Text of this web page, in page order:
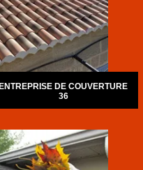
ENTREPRISE DE COUVERTURE
36